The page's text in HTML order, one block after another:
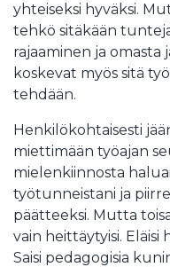
yhteiseksi hyväksi.
tehkö sitäkään
rajaaminen ja omasta
koskevat myös sitä
tehdään.
Henkilökohtaisesti
miettimään työajan
mielenkiinnosta
työtunneistani ja
päätteeksi. Mutta
vain heittäytyisi.
Saisi pedagogisia